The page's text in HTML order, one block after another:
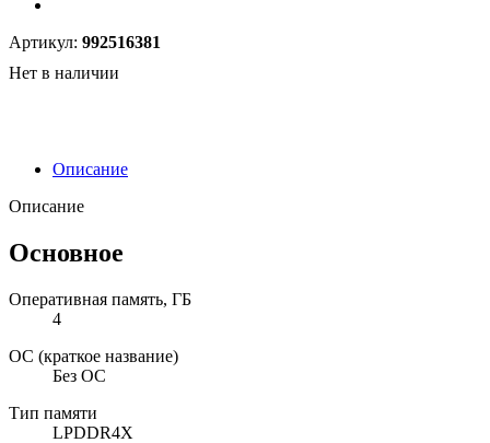
Артикул: 992516381
Нет в наличии
Описание
Описание
Основное
Оперативная память, ГБ
4
ОС (краткое название)
Без ОС
Тип памяти
LPDDR4X